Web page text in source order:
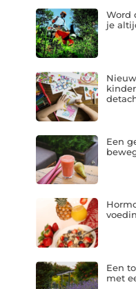
Word
je
Een
Een
met